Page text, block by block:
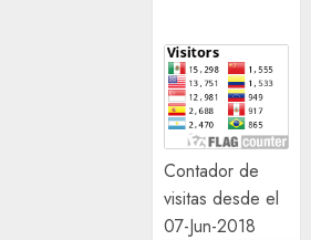
Contador de
visitas desde el
07-Jun-2018